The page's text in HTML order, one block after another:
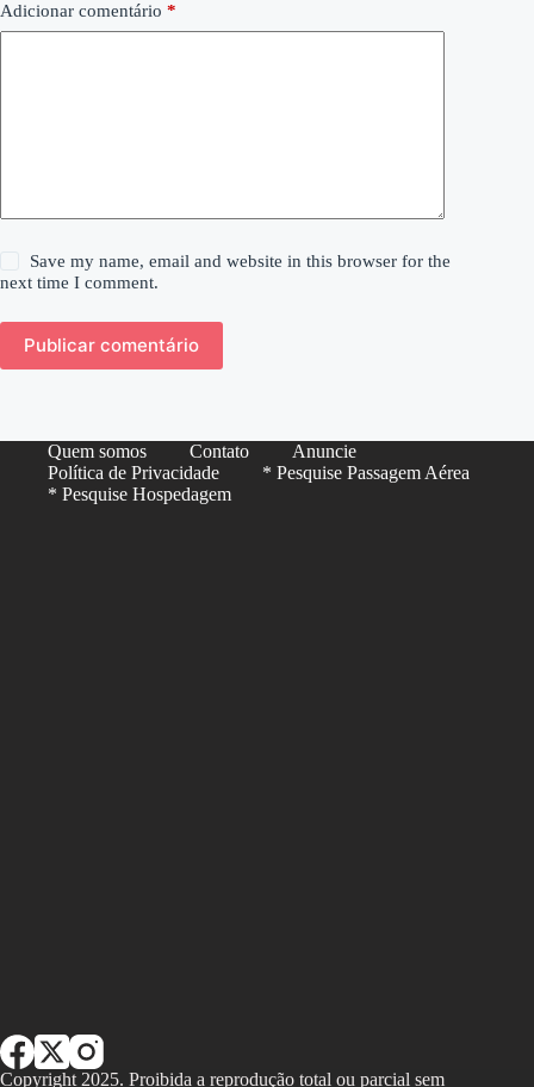
Adicionar comentário *
Save my name, email and website in this browser for the
next time I comment.
Publicar comentário
Quem somos Contato
Anuncie
Política de Privacidade
* Pesquise Passagem Aérea
* Pesquise Hospedagem
Copyright 2025. Proibida a reprodução total ou parcial sem